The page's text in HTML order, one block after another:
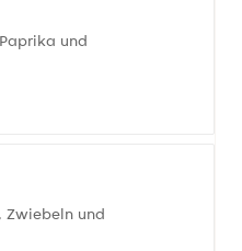
und
Zwiebeln und